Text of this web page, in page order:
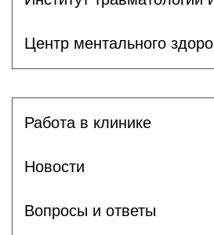
Центр ментального
Работа в клинике
Новости
Вопросы и ответы